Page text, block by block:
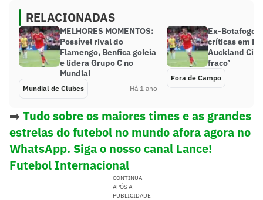
RELACIONADAS
MELHORES MOMENTOS:
Possível rival do
Flamengo, Benfica goleia
e lidera Grupo C no
Mundial
Mundial de Clubes Há 1 ano
Ex-Botafogo
críticas em
Auckland
fraco’
Fora de Campo
➡️ Tudo sobre os maiores times e as grandes
estrelas do futebol no mundo afora agora no
WhatsApp. Siga o nosso canal Lance!
Futebol Internacional
CONTINUA
APÓS A
PUBLICIDADE